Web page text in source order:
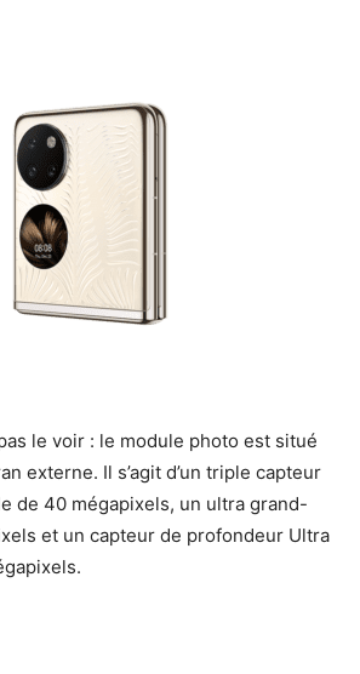
le voir : le module photo est situé
externe. Il s’agit d’un triple capteur
de 40 mégapixels, un ultra grand-
et un capteur de profondeur Ultra